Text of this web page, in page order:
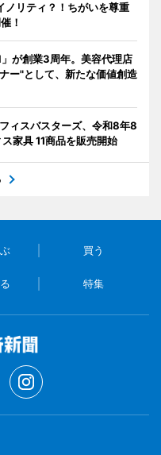
ノリティ？！ちがいを尊重
！
が創業3周年。美容代理店
ー"として、新たな価値創造
ィスバスターズ、令和8年8
家具 11商品を販売開始
買う
特集